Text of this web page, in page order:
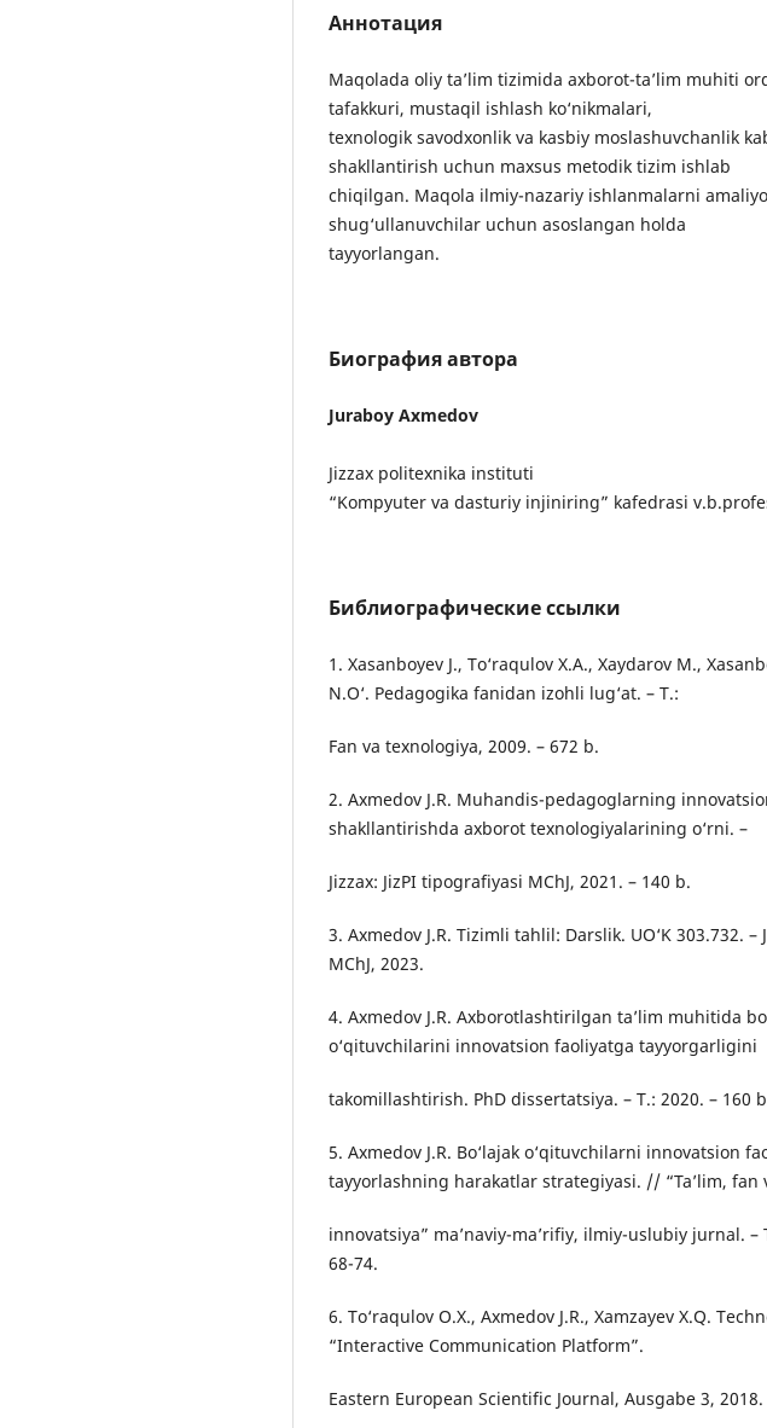
Аннотация
Maqolada oliy ta’lim tizimida axborot-ta’lim muhiti
tafakkuri, mustaqil ishlash ko‘nikmalari,
texnologik savodxonlik va kasbiy moslashuvchanlik
shakllantirish uchun maxsus metodik tizim ishlab
chiqilgan. Maqola ilmiy-nazariy ishlanmalarni
shug‘ullanuvchilar uchun asoslangan holda
tayyorlangan.
Биография автора
Juraboy Axmedov
Jizzax politexnika instituti
“Kompyuter va dasturiy injiniring” kafedrasi
Библиографические ссылки
1. Xasanboyev J., To‘raqulov X.A., Xaydarov M.,
N.O‘. Pedagogika fanidan izohli lug‘at. – T.:
Fan va texnologiya, 2009. – 672 b.
2. Axmedov J.R. Muhandis-pedagoglarning
shakllantirishda axborot texnologiyalarining o‘rni. –
Jizzax: JizPI tipografiyasi MChJ, 2021. – 140 b.
3. Axmedov J.R. Tizimli tahlil: Darslik. UO‘K 303.732.
MChJ, 2023.
4. Axmedov J.R. Axborotlashtirilgan ta’lim muhitida
o‘qituvchilarini innovatsion faoliyatga tayyorgarligini
takomillashtirish. PhD dissertatsiya. – T.: 2020. – 160
5. Axmedov J.R. Bo‘lajak o‘qituvchilarni innovatsion
tayyorlashning harakatlar strategiyasi. // “Ta’lim, fan
innovatsiya” ma’naviy-ma’rifiy, ilmiy-uslubiy jurnal. –
68-74.
6. To‘raqulov O.X., Axmedov J.R., Xamzayev X.Q.
“Interactive Communication Platform”.
Eastern European Scientific Journal, Ausgabe 3, 2018.